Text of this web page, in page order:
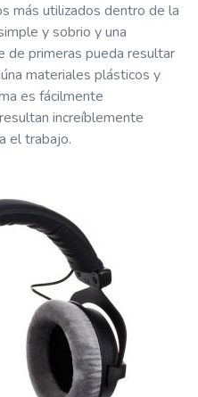
más utilizados dentro de la
y sobrio y una
de primeras pueda resultar
materiales plásticos y
es fácilmente
increíblemente
el trabajo.